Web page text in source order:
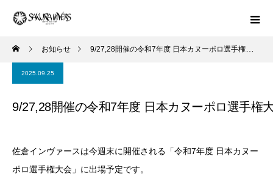
お知らせ 9/27,28開催の令和7年度 日本カヌーポロ選手権大会に出場予定です
2025.09.25
9/27,28開催の令和7年度 日本カヌーポロ選手権
佐倉インヴァースは今週末に開催される「令和7年度 日本カヌー
ポロ選手権大会」に出場予定です。